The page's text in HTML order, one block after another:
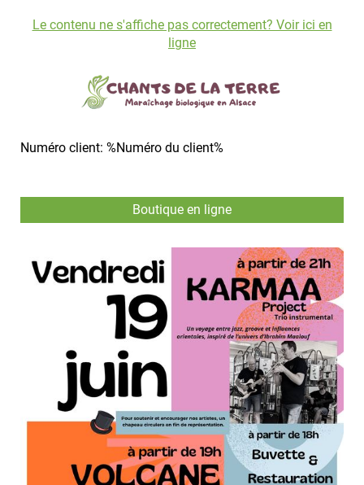
Le contenu ne s'affiche pas correctement? Voir ici en
ligne
Numéro client: %Numéro du client%
Boutique en ligne